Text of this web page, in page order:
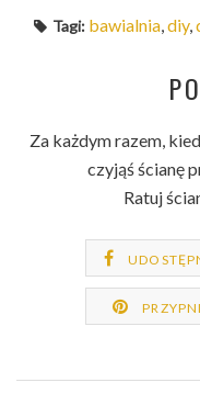
Tagi: bawialnia,diy,
Za każdym razem,
czyjąś ścianę
Ratuj